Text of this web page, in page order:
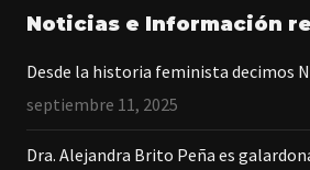
Noticias e Información
Desde la historia feminista decimos
septiembre 11, 2025
Dra. Alejandra Brito Peña es